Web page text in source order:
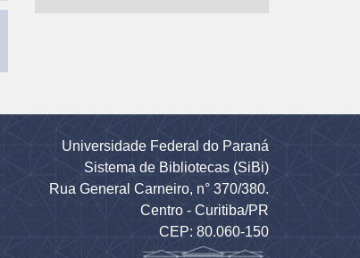
Universidade Federal do Paraná
Sistema de Bibliotecas (SiBi)
Rua General Carneiro, n° 370/380.
Centro - Curitiba/PR
CEP: 80.060-150